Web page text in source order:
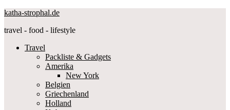
katha-strophal.de
travel - food - lifestyle
Travel
Packliste & Gadgets
Amerika
New York
Belgien
Griechenland
Holland